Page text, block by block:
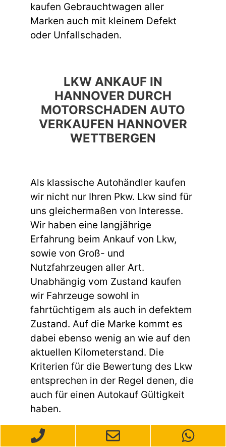
kaufen Gebrauchtwagen aller
Marken auch mit kleinem Defekt
oder Unfallschaden.
LKW ANKAUF IN
HANNOVER DURCH
MOTORSCHADEN AUTO
VERKAUFEN HANNOVER
WETTBERGEN
Als klassische Autohändler kaufen
wir nicht nur Ihren Pkw. Lkw sind für
uns gleichermaßen von Interesse.
Wir haben eine langjährige
Erfahrung beim Ankauf von Lkw,
sowie von Groß- und
Nutzfahrzeugen aller Art.
Unabhängig vom Zustand kaufen
wir Fahrzeuge sowohl in
fahrtüchtigem als auch in defektem
Zustand. Auf die Marke kommt es
dabei ebenso wenig an wie auf den
aktuellen Kilometerstand. Die
Kriterien für die Bewertung des Lkw
entsprechen in der Regel denen, die
auch für einen Autokauf Gültigkeit
haben.
Möchten Sie Ihr Auto in Hannover